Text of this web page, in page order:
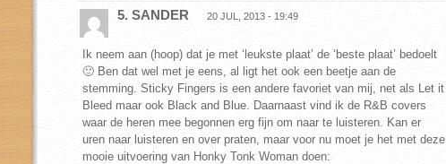
5. SANDER 20 JUL, 2013 - 19:49
Ik neem aan (hoop) dat je met ‘leukste plaat’ de ‘beste plaat’ bedoelt
🙂 Ben dat wel met je eens, al ligt het ook een beetje aan de
stemming. Sticky Fingers is een andere favoriet van mij, net als Let it
Bleed maar ook Black and Blue. Daarnaast vind ik de R&B covers
waar de heren mee begonnen erg fijn om naar te luisteren. Kan er
uren naar luisteren en over praten, maar voor nu moet je het met deze
mooie uitvoering van Honky Tonk Woman doen: